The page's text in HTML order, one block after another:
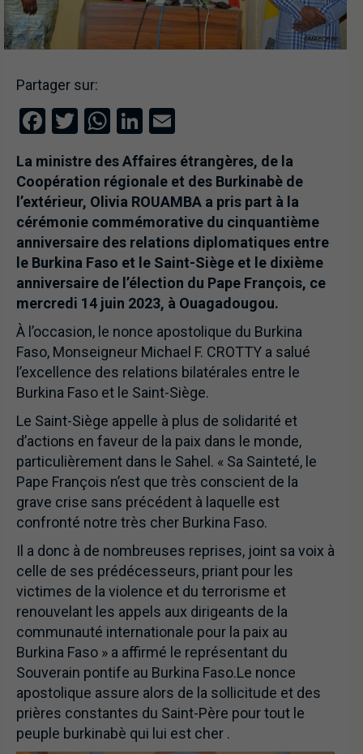
Partager sur:
Facebook
Twitter
WhatsApp
LinkedIn
La ministre des Affaires étrangères, de la
Coopération régionale et des Burkinabè de
l’extérieur, Olivia ROUAMBA a pris part à la
cérémonie commémorative du cinquantième
anniversaire des relations diplomatiques entre
le Burkina Faso et le Saint-Siège et le dixième
anniversaire de l’élection du Pape François, ce
mercredi 14 juin 2023, à Ouagadougou.
À l’occasion, le nonce apostolique du Burkina
Faso, Monseigneur Michael F. CROTTY a salué
l’excellence des relations bilatérales entre le
Burkina Faso et le Saint-Siège.
Le Saint-Siège appelle à plus de solidarité et
d’actions en faveur de la paix dans le monde,
particulièrement dans le Sahel. « Sa Sainteté, le
Pape François n’est que très conscient de la
grave crise sans précédent à laquelle est
confronté notre très cher Burkina Faso.
Il a donc à de nombreuses reprises, joint sa voix à
celle de ses prédécesseurs, priant pour les
victimes de la violence et du terrorisme et
renouvelant les appels aux dirigeants de la
communauté internationale pour la paix au
Burkina Faso » a affirmé le représentant du
Souverain pontife au Burkina Faso.Le nonce
apostolique assure alors de la sollicitude et des
prières constantes du Saint-Père pour tout le
peuple burkinabè qui lui est cher .